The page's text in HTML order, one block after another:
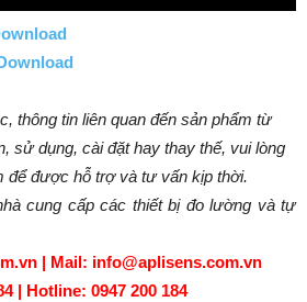
thông tin liên quan đến sản phẩm từ
sử dụng, cài đặt hay thay thế, vui lòng
để được hỗ trợ và tư vấn kịp thời.
cung cấp các thiết bị đo lường và tự
| Mail: info@aplisens.com.vn
| Hotline: 0947 200 184